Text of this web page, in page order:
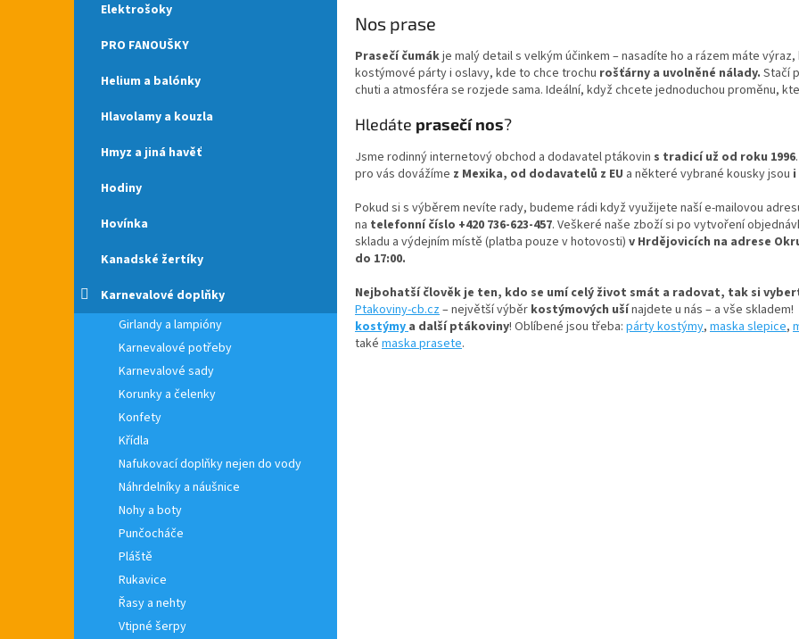
Elektrošoky
PRO FANOUŠKY
Helium a balónky
Hlavolamy a kouzla
Hmyz a jiná havěť
Hodiny
Hovínka
Kanadské žertíky
Karnevalové doplňky
Girlandy a lampióny
Karnevalové potřeby
Karnevalové sady
Korunky a čelenky
Konfety
Křídla
Nafukovací doplňky nejen do vody
Náhrdelníky a náušnice
Nohy a boty
Punčocháče
Pláště
Rukavice
Řasy a nehty
Vtipné šerpy
d
a
c
r
v
k
y
v
ý
p
u
Nos prase
Prasečí čumákje malý detail s velkým účinkem – nasadíte ho a rázem máte
kostýmové párty i oslavy, kde to chce trochu rošťárny a uvolněné nálady. Stačí
chuti a atmosféra se rozjede sama. Ideální, když chcete jednoduchou proměnu,
Hledáte prasečí nos?
Jsme rodinný internetový obchod a dodavatel ptákovin s tradicí už od roku 1996
pro vás dovážíme z Mexika, od dodavatelů z EU a některé vybrané kousky jsou i
Pokud si s výběrem nevíte rady, budeme rádi když využijete naší e-mailovou
na telefonní číslo +420 736-623-457. Veškeré naše zboží si po vytvoření
skladu a výdejním místě (platba pouze v hotovosti) v Hrdějovicích na adrese
do 17:00.
Nejbohatší člověk je ten, kdo se umí celý život smát a radovat, tak si
Ptakoviny-cb.cz– největší výběr kostýmových ušínajdete u nás – a vše
kostýmy a další ptákoviny! Oblíbené jsou třeba: párty kostýmy, maska slepice,
také maska prasete.